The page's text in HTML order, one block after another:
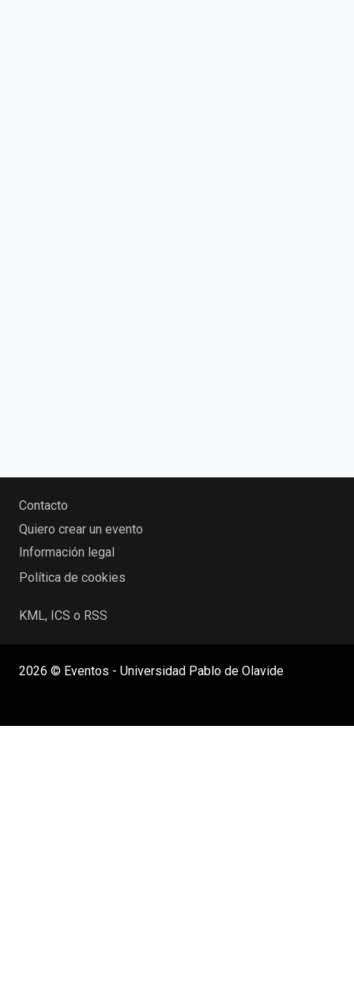
Contacto
Quiero crear un evento
Información legal
Política de cookies
KML, ICS o RSS
2026 © Eventos - Universidad Pablo de Olavide